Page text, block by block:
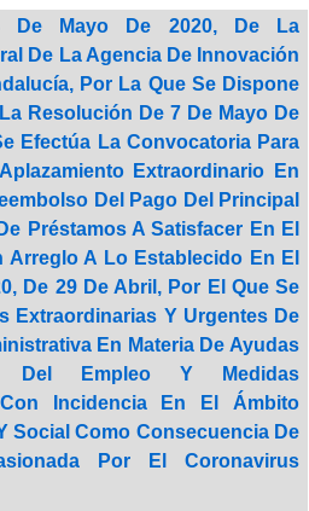
De Mayo De 2020, De La
De La Agencia De Innovación
Por La Que Se Dispone
Resolución De 7 De Mayo De
Efectúa La Convocatoria Para
Extraordinario En
Del Pago Del Principal
Préstamos A Satisfacer En El
Arreglo A Lo Establecido En El
De 29 De Abril, Por El Que Se
Extraordinarias Y Urgentes De
En Materia De Ayudas
Empleo Y Medidas
Con Incidencia En El Ámbito
Social Como Consecuencia De
Por El Coronavirus